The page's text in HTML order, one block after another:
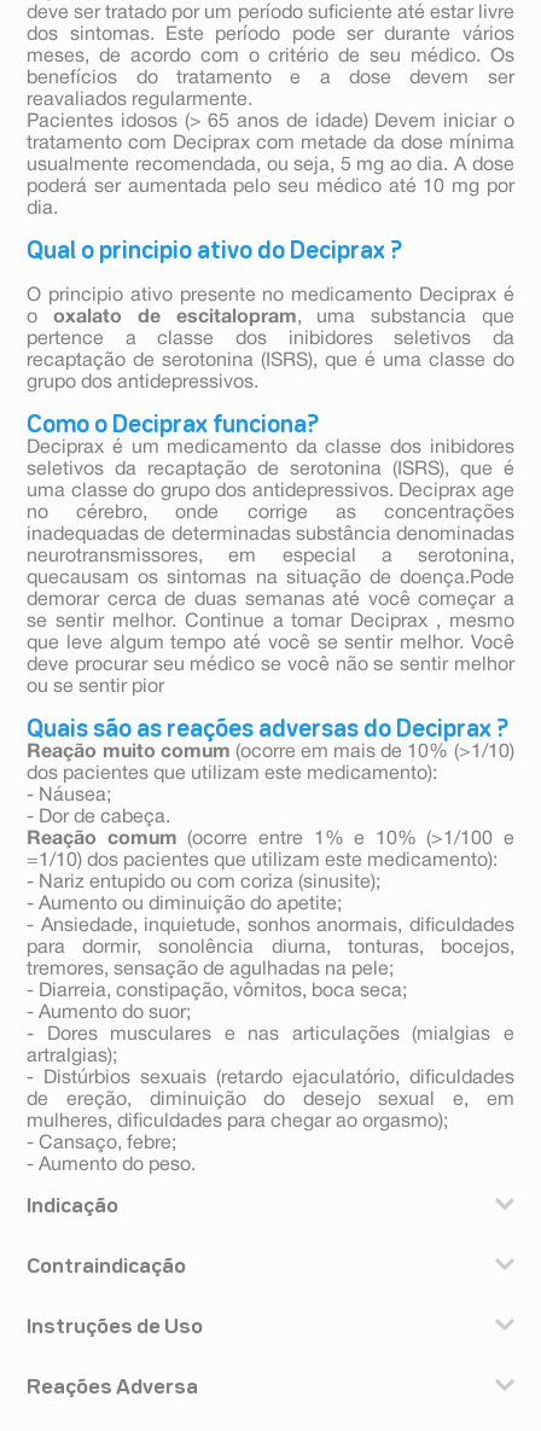
deve ser tratado por um período suficiente até estar livre
dos sintomas. Este período pode ser durante vários
meses, de acordo com o critério de seu médico. Os
benefícios do tratamento e a dose devem ser
reavaliados regularmente.
Pacientes idosos (> 65 anos de idade) Devem iniciar o
tratamento com Deciprax com metade da dose mínima
usualmente recomendada, ou seja, 5 mg ao dia. A dose
poderá ser aumentada pelo seu médico até 10 mg por
dia.
Qual o principio ativo do Deciprax ?
O principio ativo presente no medicamento Deciprax é
ooxalato de escitalopram, uma substancia que
pertence a classe dos inibidores seletivos da
recaptação de serotonina (ISRS), que é uma classe do
grupo dos antidepressivos.
Como o Deciprax funciona?
Deciprax é um medicamento da classe dos inibidores
seletivos da recaptação de serotonina (ISRS), que é
uma classe do grupo dos antidepressivos. Deciprax age
no cérebro, onde corrige as concentrações
inadequadas de determinadas substância denominadas
neurotransmissores, em especial a serotonina,
quecausam os sintomas na situação de doença.Pode
demorar cerca de duas semanas até você começar a
se sentir melhor. Continue a tomar Deciprax , mesmo
que leve algum tempo até você se sentir melhor. Você
deve procurar seu médico se você não se sentir melhor
ou se sentir pior
Quais são as reações adversas do Deciprax ?
Reação muito comum (ocorre em mais de 10% (>1/10)
dos pacientes que utilizam este medicamento):
- Náusea;
- Dor de cabeça.
Reação comum(ocorre entre 1% e 10% (>1/100 e
=1/10) dos pacientes que utilizam este medicamento):
- Nariz entupido ou com coriza (sinusite);
- Aumento ou diminuição do apetite;
- Ansiedade, inquietude, sonhos anormais, dificuldades
para dormir, sonolência diurna, tonturas, bocejos,
tremores, sensação de agulhadas na pele;
- Diarreia, constipação, vômitos, boca seca;
- Aumento do suor;
- Dores musculares e nas articulações (mialgias e
artralgias);
- Distúrbios sexuais (retardo ejaculatório, dificuldades
de ereção, diminuição do desejo sexual e, em
mulheres, dificuldades para chegar ao orgasmo);
- Cansaço, febre;
- Aumento do peso.
Indicação
recaída ou recorrência da depressão; • tratamento do
(TAG); • tratamento do Transtorno de Ansiedade Social
Compulsivo (TOC).
Contraindicação
Não tomar Deciprax® se você for alérgico a qualquer um
uso de medicamentos conhecidos como Inibidores da
Instruções de Uso
Dependendo da resposta individual, a dose pode ser
Reações Adversa